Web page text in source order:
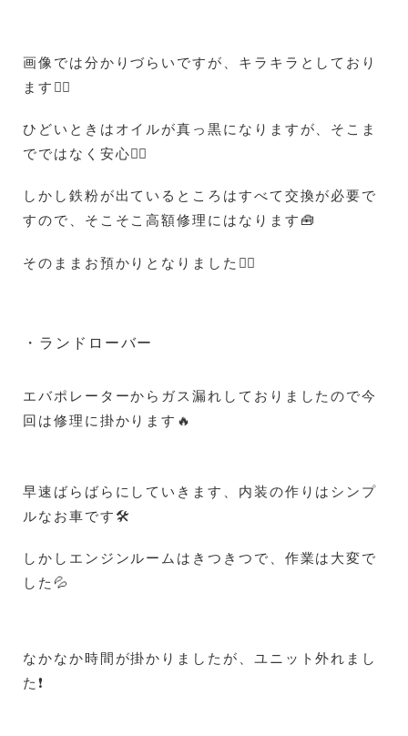
画像では分かりづらいですが、キラキラとしており
ます😵‍💫
ひどいときはオイルが真っ黒になりますが、そこま
でではなく安心😮‍💨
しかし鉄粉が出ているところはすべて交換が必要で
すので、そこそこ高額修理にはなります🧰
そのままお預かりとなりました🙇‍♀️
・ランドローバー
エバポレーターからガス漏れしておりましたので今
回は修理に掛かります🔥
早速ばらばらにしていきます、内装の作りはシンプ
ルなお車です🛠️
しかしエンジンルームはきつきつで、作業は大変で
した💦
なかなか時間が掛かりましたが、ユニット外れまし
た❗